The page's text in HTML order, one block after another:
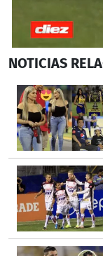
seconds
2
minutes,
34
seconds
NOTICIAS